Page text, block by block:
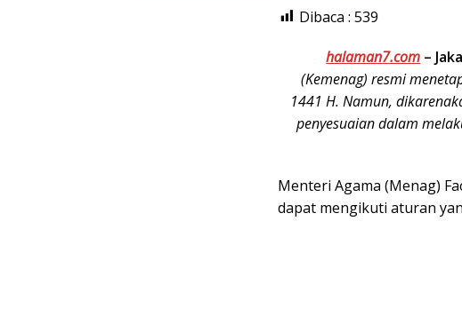
Dibaca : 539
halaman7.com –
(Kemenag) resmi
1441 H. Namun,
penyesuaian dalam
Menteri Agama (Menag)
dapat mengikuti aturan